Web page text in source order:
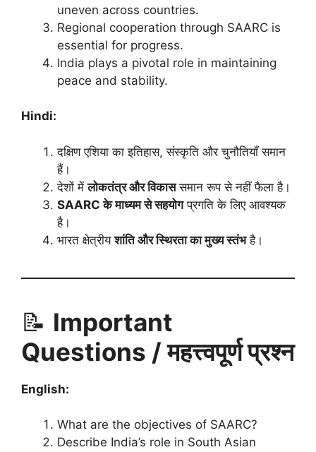
uneven across countries.
Regional cooperation through SAARC is
essential for progress.
India plays a pivotal role in maintaining
peace and stability.
Hindi:
दक्षिण एशिया का इतिहास, संस्कृति और चुनौतियाँ समान
हैं।
देशों मेंलोकतंत्र और विकाससमान रूप से नहीं फैला है।
SAARC के माध्यम से सहयोगप्रगति के लिए आवश्यक
है।
भारत क्षेत्रीयशांति और स्थिरता का मुख्य स्तंभहै।
📝 Important
Questions / महत्त्वपूर्ण प्रश्न
English:
What are the objectives of SAARC?
Describe India’s role in South Asian